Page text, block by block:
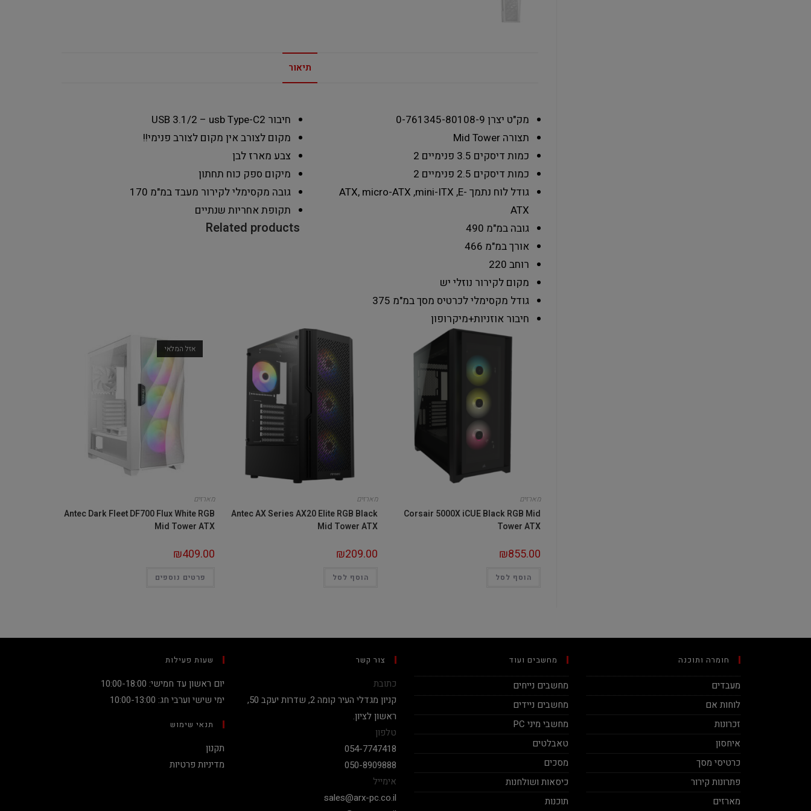
תיאור
מק"ט יצרן 0-761345-80108-9
תצורהMid Tower
כמות דיסקים 3.5 פנימיים
2
כמות דיסקים 2.5 פנימיים
2
גודל לוח נתמך ATX, micro-ATX ,mini-ITX ,E-
ATX
גובה במ"מ 490
אורך במ"מ 466
רוחב 220
מקום לקירור נוזלי יש
גודל מקסימלי לכרטיס מסך במ"מ 375
חיבוראוזניות+מיקרופון
חיבור USB 3.1/2 – usb Type-C 2
מקום לצורבאין מקום לצורב פנימי!!
צבע מארזלבן
מיקום ספק כוח תחתון
גובה מקסימלי לקירור מעבד במ"מ 170
תקופת אחריות שנתיים
Related products
מארזים
Corsair 5000X iCUE Black RGB Mid
Tower ATX
₪855.00
הוסף לסל
מארזים
Antec AX Series AX20 Elite RGB Black
Mid Tower ATX
₪209.00
הוסף לסל
אזל המלאי
מארזים
Antec Dark Fleet DF700 Flux White RGB
Mid Tower ATX
₪409.00
פרטים נוספים
חומרה ותוכנה
מעבדים
לוחות אם
זכרונות
איחסון
כרטיסי מסך
פתרונות קירור
מארזים
מחשבים ועוד
מחשבים נייחים
מחשבים ניידים
מחשבי מיני PC
טאבלטים
מסכים
כיסאות ושולחנות
תוכנות
צור קשר
כתובת
קניון מגדלי העיר קומה 2, שדרות יעקב 50,
ראשון לציון.
טלפון
054-7747418
050-8909888
אימייל
sales@arx-pc.co.il
שעות פעילות
יום ראשון עד חמישי: 10:00-18:00
ימי שישי וערבי חג: 10:00-13:00
תנאי שימוש
תקנון
מדיניות פרטיות